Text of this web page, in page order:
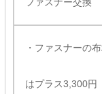
・ファスナーの
はプラス3,300円